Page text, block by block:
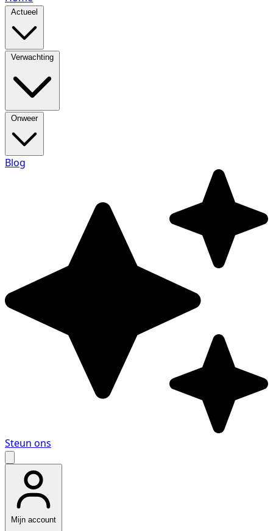
Actueel
Verwachting
Onweer
Blog
Steun ons
Mijn account